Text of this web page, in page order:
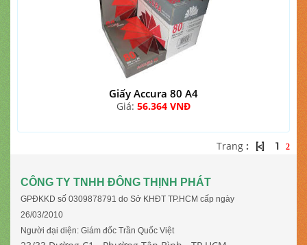
Giấy Accura 80 A4
Giá: 56.364 VNĐ
Trang : [<] 1 2
CÔNG TY TNHH ĐÔNG THỊNH PHÁT
GPĐKKD số 0309878791 do Sở KHĐT TP.HCM cấp ngày
26/03/2010
Người đại diện: Giám đốc Trần Quốc Việt